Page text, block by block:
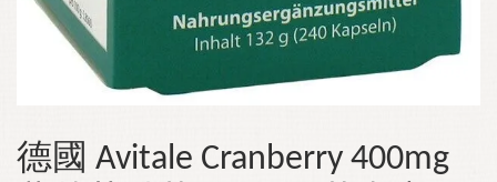
德國 Avitale Cranberry 400mg